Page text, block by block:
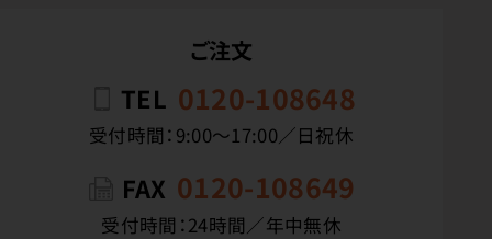
ご注文
TEL 0120-108648
受付時間：9:00〜17:00／日祝休
FAX 0120-108649
受付時間：24時間／年中無休